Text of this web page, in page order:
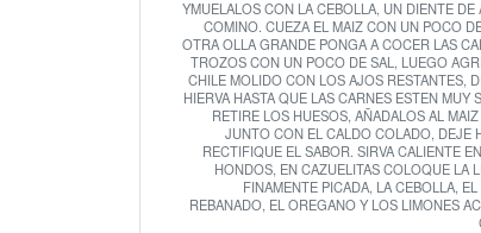
YMUELALOS CON LA CEBOLLA, UN DIENTE DE
COMINO. CUEZA EL MAIZ CON UN POCO
OTRA OLLA GRANDE PONGA A COCER LAS
TROZOS CON UN POCO DE SAL, LUEGO
CHILE MOLIDO CON LOS AJOS RESTANTES,
HIERVA HASTA QUE LAS CARNES ESTEN MUY
RETIRE LOS HUESOS, AÑADALOS AL
JUNTO CON EL CALDO COLADO, DEJE
RECTIFIQUE EL SABOR. SIRVA CALIENTE
HONDOS, EN CAZUELITAS COLOQUE LA
FINAMENTE PICADA, LA CEBOLLA,
REBANADO, EL OREGANO Y LOS LIMONES